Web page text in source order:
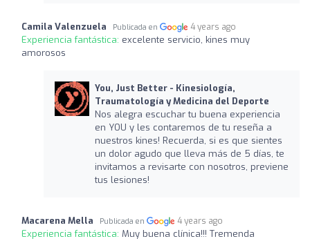
Camila Valenzuela Publicada en 4 years ago
Experiencia fantástica: excelente servicio, kines muy
amorosos
You, Just Better - Kinesiología,
Traumatología y Medicina del Deporte
Nos alegra escuchar tu buena experiencia
en YOU y les contaremos de tu reseña a
nuestros kines! Recuerda, si es que sientes
un dolor agudo que lleva más de 5 días, te
invitamos a revisarte con nosotros, previene
tus lesiones!
Macarena Mella Publicada en 4 years ago
Experiencia fantástica: Muy buena clínica!!! Tremenda